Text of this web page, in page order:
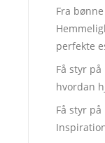
Fra
perfekte
Få styr
hvordan
Få styr